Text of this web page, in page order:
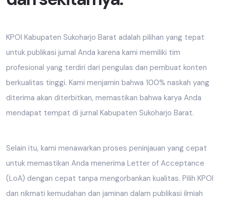
KPOI Kabupaten Sukoharjo Barat adalah pilihan yang tepat
untuk publikasi jurnal Anda karena kami memiliki tim
profesional yang terdiri dari pengulas dan pembuat konten
berkualitas tinggi. Kami menjamin bahwa 100% naskah yang
diterima akan diterbitkan, memastikan bahwa karya Anda
mendapat tempat di jurnal Kabupaten Sukoharjo Barat.
Selain itu, kami menawarkan proses peninjauan yang cepat
untuk memastikan Anda menerima Letter of Acceptance
(LoA) dengan cepat tanpa mengorbankan kualitas. Pilih KPOI
dan nikmati kemudahan dan jaminan dalam publikasi ilmiah